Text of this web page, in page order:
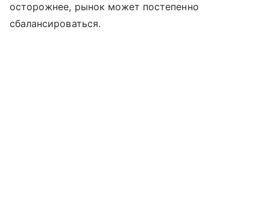
осторожнее, рынок может постепенно
сбалансироваться.